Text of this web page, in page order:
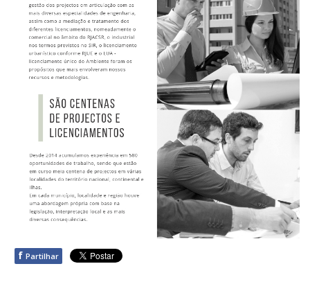
f Partilhar